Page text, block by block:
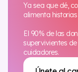
Ya sea que dé,
alimenta
El 90% de las
supervivientes
cuidadores.